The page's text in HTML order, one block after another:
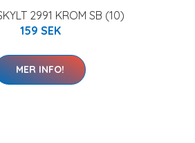
2991 KROM SB (10)
159 SEK
MER INFO!